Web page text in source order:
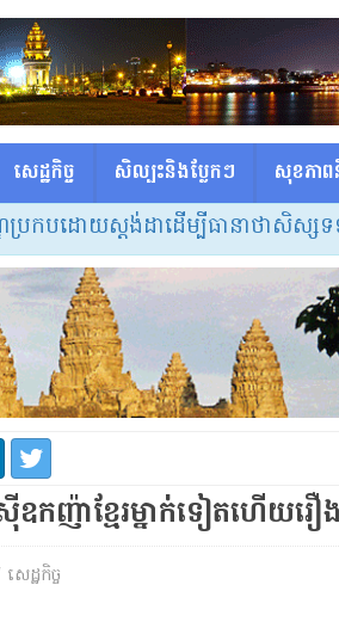
សេដ្ឋកិច្ច សិល្បះនិងប្លែកៗ សុខភា
ស្តង់ដាដើម្បីធានាថាសិស្សទទួលបា
ស៊ីឧកញ៉ាខ្មែរម្នាក់ទៀតហើ
ដ្ឋកិច្ច